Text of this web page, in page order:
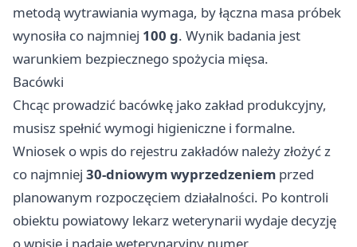
metodą wytrawiania wymaga, by łączna masa próbek
wynosiła co najmniej 100 g. Wynik badania jest
warunkiem bezpiecznego spożycia mięsa.
Bacówki
Chcąc prowadzić bacówkę jako zakład produkcyjny,
musisz spełnić wymogi higieniczne i formalne.
Wniosek o wpis do rejestru zakładów należy złożyć z
co najmniej 30-dniowym wyprzedzeniem przed
planowanym rozpoczęciem działalności. Po kontroli
obiektu powiatowy lekarz weterynarii wydaje decyzję